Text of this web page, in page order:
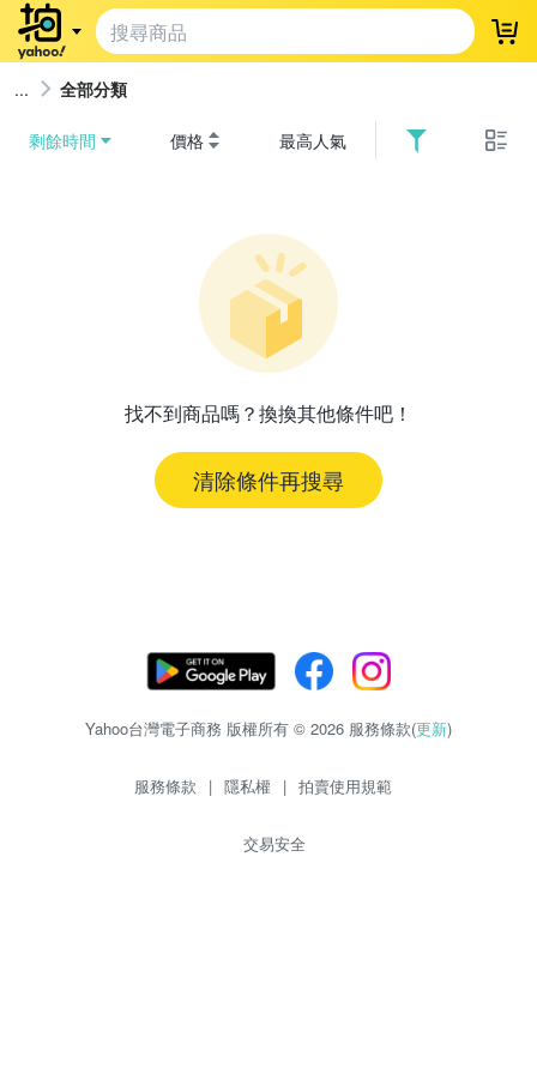
登
全部分類
剩餘時間 價格 最高人氣
找不到商品嗎？換換其他條件吧！
清除條件再搜尋
Yahoo台灣電子商務 版權所有 © 2026 服務條款(更新)
服務條款 | 隱私權 | 拍賣使用規範
交易安全